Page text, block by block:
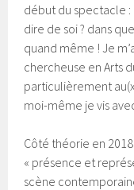
début du spectacle :
dire de soi ? dans
quand même ! Je
chercheuse en Arts
particulièrement
moi-même je vis
Côté théorie en
« présence et
scène